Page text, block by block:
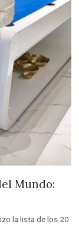
Mundo:
la lista de los 20